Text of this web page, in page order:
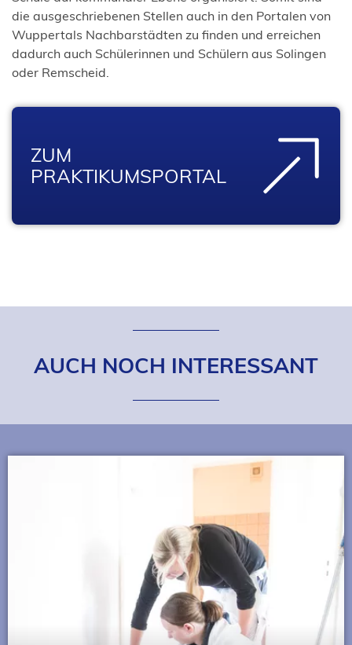
die ausgeschriebenen Stellen auch in den Portalen von
Wuppertals Nachbarstädten zu finden und erreichen
dadurch auch Schülerinnen und Schülern aus Solingen
oder Remscheid.
ZUM
PRAKTIKUMSPORTAL
AUCH NOCH INTERESSANT